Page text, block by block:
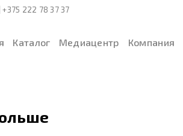
+375 222 78 37 37
Каталог Медиацентр Компания